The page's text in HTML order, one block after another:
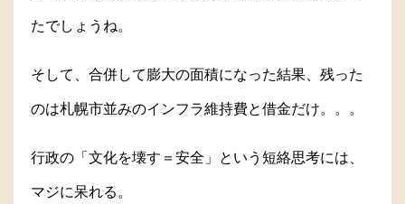
たでしょうね。
そして、合併して膨大の面積になった結果、残った
のは札幌市並みのインフラ維持費と借金だけ。。。
行政の「文化を壊す＝安全」という短絡思考には、
マジに呆れる。